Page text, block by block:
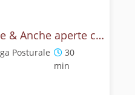
Spalle & Anche aperte con Gomukasana - Flow lento e posturale
Posturale
30
min